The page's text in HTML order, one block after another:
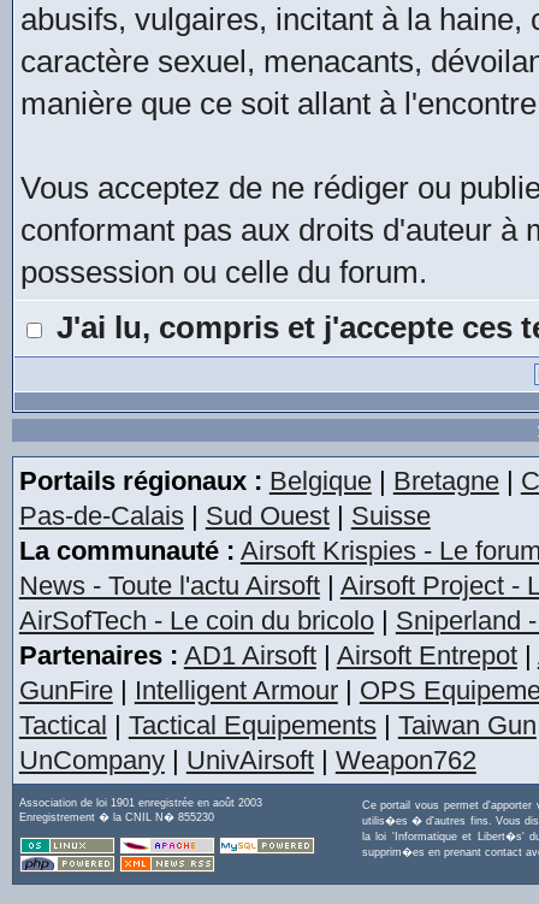
abusifs, vulgaires, incitant à la
caractère sexuel, menacants,
manière que ce soit allant à
Vous acceptez de ne rédiger ou
conformant pas aux droits d'auteur à
possession ou celle du forum.
J'ai lu, compris et j'accepte ces
Portails régionaux : Belgique| Bretagne|
Pas-de-Calais| Sud Ouest| Suisse
La communauté : Airsoft Krispies - Le
News - Toute l'actu Airsoft| Airsoft Project -
AirSofTech - Le coin du bricolo| Sniperland
Partenaires : AD1 Airsoft| Airsoft Entrepot|
GunFire| Intelligent Armour| OPS
Tactical | Tactical Equipements| Taiwan Gun
UnCompany| UnivAirsoft| Weapon762
Association de loi 1901 enregistrée en août 2003
Enregistrement � la CNIL N� 855230
Ce portail vous permet
utilis�es � d'autres fins. Vous
la loi 'Informatique et Libert�s'
supprim�es en prenant contact